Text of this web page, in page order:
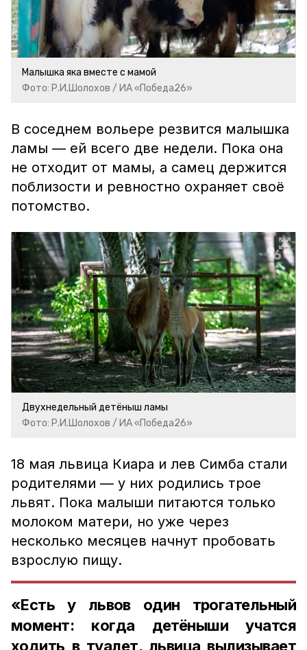
Малышка яка вместе с мамой
Фото: Р.И.Шолохов / ИА «Победа26»
В соседнем вольере резвится малышка
ламы — ей всего две недели. Пока она
не отходит от мамы, а самец держится
поблизости и ревностно охраняет своё
потомство.
Двухнедельный детёныш ламы
Фото: Р.И.Шолохов / ИА «Победа26»
18 мая львица Киара и лев Симба стали
родителями — у них родились трое
львят. Пока малыши питаются только
молоком матери, но уже через
несколько месяцев начнут пробовать
взрослую пищу.
«Есть у львов один трогательный
момент: когда детёныши учатся
ходить в туалет, львица вылизывает